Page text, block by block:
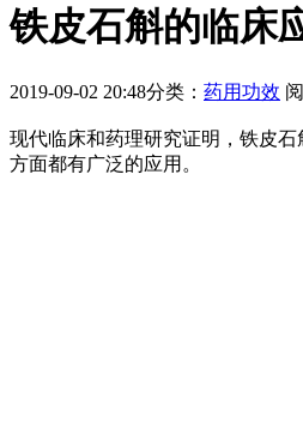
铁皮石斛的临床
2019-09-02 20:48分类： 药用功效
现代临床和药理研究证明，铁皮
方面都有广泛的应用。